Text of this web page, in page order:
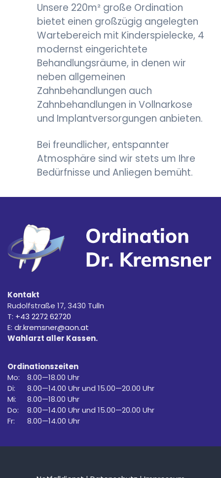
Unsere 220m² große Ordination
bietet einen großzügig angelegten
Wartebereich mit Kinderspielecke, 4
modernst eingerichtete
Behandlungsräume, in denen wir
neben allgemeinen
Zahnbehandlungen auch
Zahnbehandlungen in Vollnarkose
und Implantversorgungen anbieten.
Bei freundlicher, entspannter
Atmosphäre sind wir stets um Ihre
Bedürfnisse und Anliegen bemüht.
Kontakt
Rudolfstraße 17, 3430 Tulln
T: +43 2272 62720
E: dr.kremsner@aon.at
Wahlarzt aller Kassen.
Ordinationszeiten
Mo:
8.00—18.00 Uhr
Di:
8.00—14.00 Uhr und 15.00—20.00 Uhr
Mi:
8.00—18.00 Uhr
Do:
8.00—14.00 Uhr und 15.00—20.00 Uhr
Fr:
8.00—14.00 Uhr